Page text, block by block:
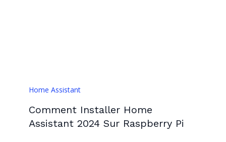
Home Assistant
Comment Installer Home
Assistant 2024 Sur Raspberry Pi